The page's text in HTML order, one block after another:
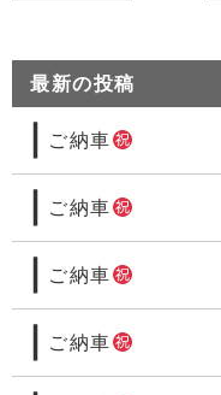
最新の投稿
ご納車
ご納車
ご納車
ご納車